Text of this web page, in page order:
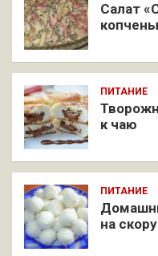
Салат
ПИТАНИЕ
к чаю
ПИТАНИЕ
на